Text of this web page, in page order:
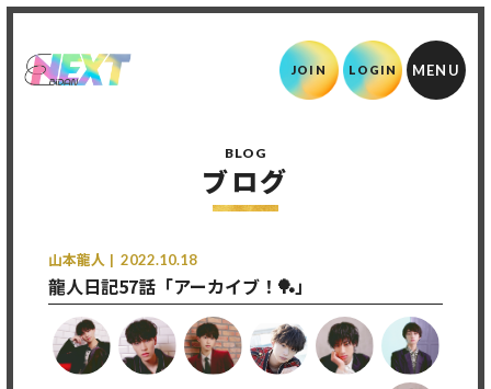
JOIN LOGIN
BLOG
ブログ
山本龍人 2022.10.18
龍人日記57話「アーカイブ！🏓」